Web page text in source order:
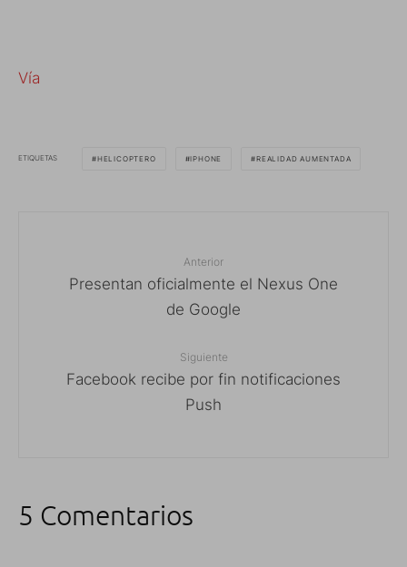
Vía
ETIQUETAS HELICOPTERO IPHONE REALIDAD AUMENTADA
Anterior
Presentan oficialmente el Nexus One
de Google
Siguiente
Facebook recibe por fin notificaciones
Push
5 Comentarios